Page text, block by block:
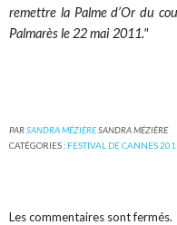
remettre la Palme d’Or du
Palmarès le 22 mai 2011."
PARSANDRA MÉZIÈRESANDRA MÉZIÈRE
CATÉGORIES : FESTIVAL DE CANNES
Les commentaires sont fermés.